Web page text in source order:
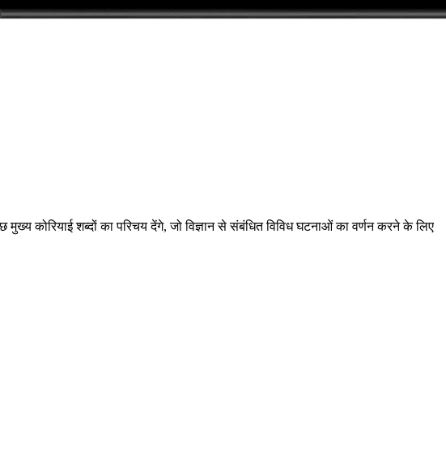
कोरियाई शब्दों का परिचय देंगे, जो विज्ञान से संबंधित विविध घटनाओं का वर्णन करने के लिए